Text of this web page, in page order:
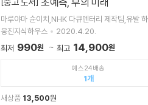
마루야마 슌이치,NHK 다큐멘터리 제작팀,유발
웅진지식하우스
2020.4.20.
최저 990원 최고 14,900원
예스24배송
1
새상품 13,500원